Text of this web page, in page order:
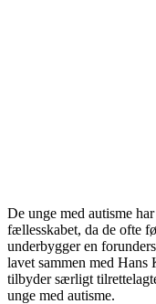
De unge med autisme
fællesskabet, da de ofte
underbygger en
lavet sammen med
tilbyder særligt
unge med autisme.